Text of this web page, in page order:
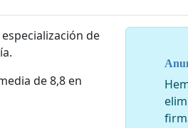
de
de 8,8 en